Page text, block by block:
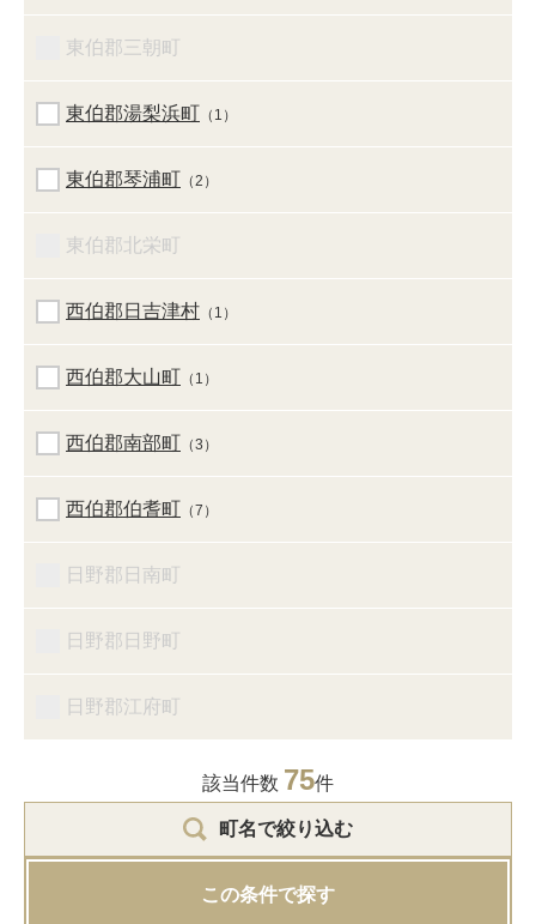
東伯郡三朝町
東伯郡湯梨浜町 （1）
東伯郡琴浦町 （2）
東伯郡北栄町
西伯郡日吉津村 （1）
西伯郡大山町 （1）
西伯郡南部町 （3）
西伯郡伯耆町 （7）
日野郡日南町
日野郡日野町
日野郡江府町
該当件数 75件
町名で絞り込む
この条件で探す